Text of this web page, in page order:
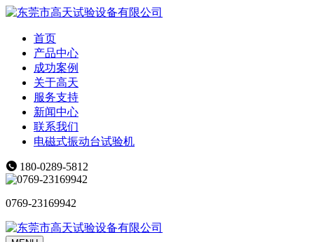
首页
产品中心
成功案例
关于高天
服务支持
新闻中心
联系我们
电磁式振动台试验机
180-0289-5812
0769-23169942